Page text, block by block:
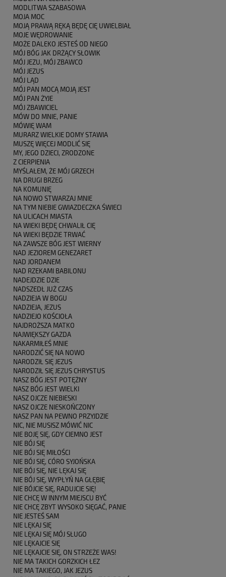
MODLITWA SZABASOWA
MOJA MOC
MOJĄ PRAWĄ RĘKĄ BĘDĘ CIĘ UWIELBIAŁ
MOJE WĘDROWANIE
MOŻE DALEKO JESTEŚ OD NIEGO
MÓJ BÓG JAK DRŻĄCY SŁOWIK
MÓJ JEZU, MÓJ ZBAWCO
MÓJ JEZUS
MÓJ LĄD
MÓJ PAN MOCĄ MOJĄ JEST
MÓJ PAN ŻYJE
MÓJ ZBAWICIEL
MÓW DO MNIE, PANIE
MÓWIĘ WAM
MURARZ WIELKIE DOMY STAWIA
MUSZĘ WIĘCEJ MODLIĆ SIĘ
MY, JEGO DZIECI, ZRODZONE
Z CIERPIENIA
MYŚLAŁEM, ŻE MÓJ GRZECH
NA DRUGI BRZEG
NA KOMUNIĘ
NA NOWO STWARZAJ MNIE
NA TYM NIEBIE GWIAZDECZKA ŚWIECI
NA ULICACH MIASTA
NA WIEKI BĘDĘ CHWALIŁ CIĘ
NA WIEKI BĘDZIE TRWAĆ
NA ZAWSZE BÓG JEST WIERNY
NAD JEZIOREM GENEZARET
NAD JORDANEM
NAD RZEKAMI BABILONU
NADEJDZIE DZIE
NADSZEDŁ JUŻ CZAS
NADZIEJA W BOGU
NADZIEJA, JEZUS
NADZIEJO KOŚCIOŁA
NAJDROŻSZA MATKO
NAJWIĘKSZY GAZDA
NAKARMIŁEŚ MNIE
NARODZIĆ SIĘ NA NOWO
NARODZIŁ SIĘ JEZUS
NARODZIŁ SIĘ JEZUS CHRYSTUS
NASZ BÓG JEST POTĘŻNY
NASZ BÓG JEST WIELKI
NASZ OJCZE NIEBIESKI
NASZ OJCZE NIESKOŃCZONY
NASZ PAN NA PEWNO PRZYJDZIE
NIC, NIE MUSISZ MÓWIĆ NIC
NIE BOJĘ SIĘ, GDY CIEMNO JEST
NIE BÓJ SIĘ
NIE BÓJ SIĘ MIŁOŚCI
NIE BÓJ SIĘ, CÓRO SYJOŃSKA
NIE BÓJ SIĘ, NIE LĘKAJ SIĘ
NIE BÓJ SIĘ, WYPŁYŃ NA GŁĘBIĘ
NIE BÓJCIE SIĘ, RADUJCIE SIĘ!
NIE CHCĘ W INNYM MIEJSCU BYĆ
NIE CHCĘ ZBYT WYSOKO SIĘGAĆ, PANIE
NIE JESTEŚ SAM
NIE LĘKAJ SIĘ
NIE LĘKAJ SIĘ MÓJ SŁUGO
NIE LĘKAJCIE SIĘ
NIE LĘKAJCIE SIĘ, ON STRZEŻE WAS!
NIE MA TAKICH GORZKICH ŁEZ
NIE MA TAKIEGO, JAK JEZUS